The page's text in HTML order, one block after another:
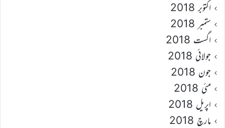
اکتوبر 2018
ستمبر 2018
اگست 2018
جولائی 2018
جون 2018
مئی 2018
اپریل 2018
مارچ 2018